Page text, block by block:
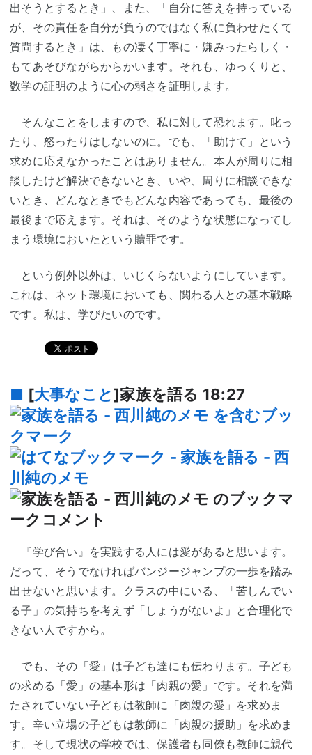
出そうとするとき」、また、「自分に答えを持っている
が、その責任を自分が負うのではなく私に負わせたくて
質問するとき」は、もの凄く丁寧に・嫌みったらしく・
もてあそびながらからかいます。それも、ゆっくりと、
数学の証明のように心の弱さを証明します。
そんなことをしますので、私に対して恐れます。叱っ
たり、怒ったりはしないのに。でも、「助けて」という
求めに応えなかったことはありません。本人が周りに相
談したけど解決できないとき、いや、周りに相談できな
いとき、どんなときでもどんな内容であっても、最後の
最後まで応えます。それは、そのような状態になってし
まう環境においたという贖罪です。
という例外以外は、いじくらないようにしています。
これは、ネット環境においても、関わる人との基本戦略
です。私は、学びたいのです。
■ [大事なこと]家族を語る 18:27
『学び合い 』を実践する人には愛があると思います。
だって、そうでなければバンジージャンプの一歩を踏み
出せないと思います。クラスの中にいる、「苦しんでい
る子」の気持ちを考えず「しょうがないよ」と合理化で
きない人ですから。
でも、その「愛」は子ども達にも伝わります。子ども
の求める「愛」の基本形は「肉親の愛」です。それを満
たされていない子どもは教師に「肉親の愛」を求めま
す。辛い立場の子どもは教師に「肉親の援助」を求めま
す。そして現状の学校では、保護者も同僚も教師に親代